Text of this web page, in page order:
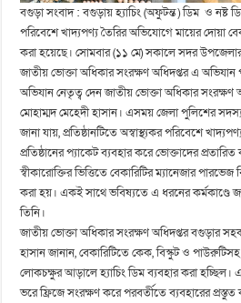
বগুড়া সংবাদ : বগুড়ায় হ্যাচিং (অফুটন্ত ) ডিম ও নষ্ট
পরিবেশে খাদ্যপণ্য তৈরির অভিযোগে মায়ের দোয়া
করা হয়েছে। সোমবার (১১ মে) সকালে সদর
জাতীয় ভোক্তা অধিকার সংরক্ষণ অধিদপ্তর এ অভিযান
অভিযান নেতৃত্ব দেন জাতীয় ভোক্তা অধিকার সংরক্ষণ
মোহাম্মদ মেহেদী হাসান। এসময় জেলা পুলিশের
জানা যায়, প্রতিষ্ঠানটিতে অস্বাস্থ্যকর পরিবেশে
প্রতিষ্ঠানের প্যাকেট ব্যবহার করে ভোক্তাদের
স্বীকারোক্তির ভিত্তিতে বেকারিটির ম্যানেজার
করা হয়। একই সাথে ভবিষ্যতে এ ধরনের কর্মকাণ্ডে
তিনি।
জাতীয় ভোক্তা অধিকার সংরক্ষণ অধিদপ্তর বগুড়ার
হাসান জানান, বেকারিটিতে কেক, বিস্কুট ও পাউরুটিসহ
লোকচক্ষুর আড়ালে হ্যাচিং ডিম ব্যবহার করা হচ্ছিল।
ভরে ফ্রিজে সংরক্ষণ করে পরবর্তীতে ব্যবহারের প্রস্তুত